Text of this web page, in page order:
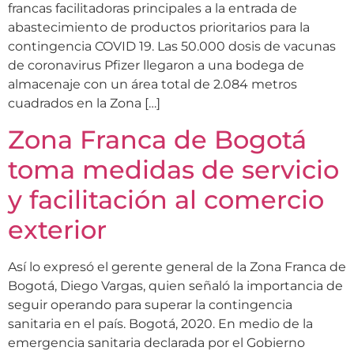
francas facilitadoras principales a la entrada de
abastecimiento de productos prioritarios para la
contingencia COVID 19. Las 50.000 dosis de vacunas
de coronavirus Pfizer llegaron a una bodega de
almacenaje con un área total de 2.084 metros
cuadrados en la Zona […]
Zona Franca de Bogotá
toma medidas de servicio
y facilitación al comercio
exterior
Así lo expresó el gerente general de la Zona Franca de
Bogotá, Diego Vargas, quien señaló la importancia de
seguir operando para superar la contingencia
sanitaria en el país. Bogotá, 2020. En medio de la
emergencia sanitaria declarada por el Gobierno